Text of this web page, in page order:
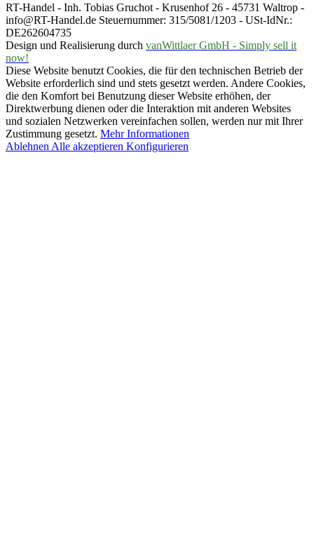
RT-Handel - Inh. Tobias Gruchot - Krusenhof 26 - 45731 Waltrop -
info@RT-Handel.de Steuernummer: 315/5081/1203 - USt-IdNr.:
DE262604735
Design und Realisierung durch vanWittlaer GmbH - Simply sell it
now!
Diese Website benutzt Cookies, die für den technischen Betrieb der
Website erforderlich sind und stets gesetzt werden. Andere Cookies,
die den Komfort bei Benutzung dieser Website erhöhen, der
Direktwerbung dienen oder die Interaktion mit anderen Websites
und sozialen Netzwerken vereinfachen sollen, werden nur mit Ihrer
Zustimmung gesetzt. Mehr Informationen
Ablehnen Alle akzeptieren Konfigurieren